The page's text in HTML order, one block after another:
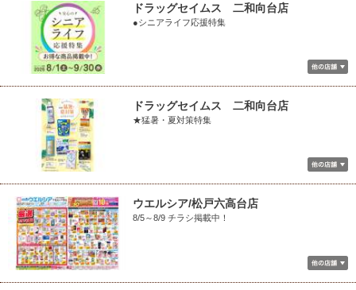
ドラッグセイムス 二和向台店
●シニアライフ応援特集
ドラッグセイムス 二和向台店
★猛暑・夏対策特集
ウエルシア/松戸六高台店
8/5～8/9 チラシ掲載中！